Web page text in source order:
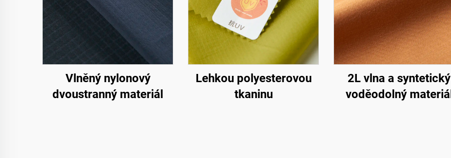
Vlněný nylonový
dvoustranný materiál
Lehkou polyesterovou
tkaninu
2L vlna a syntetický
voděodolný materiál